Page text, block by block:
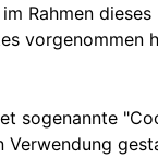
Rahmen dieses
vorgenommen
sogenannte
Verwendung